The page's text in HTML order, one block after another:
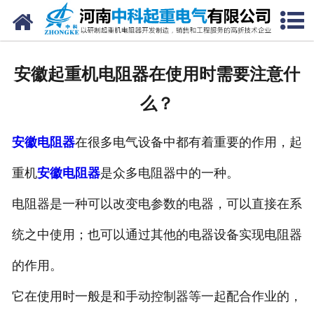
网站首页
公司风采
联系我们
安徽起重机电阻器在使用时需要注意什
么？
安徽电阻器在很多电气设备中都有着重要的作用，起
重机安徽电阻器是众多电阻器中的一种。
电阻器是一种可以改变电参数的电器，可以直接在系
统之中使用；也可以通过其他的电器设备实现电阻器
的作用。
它在使用时一般是和手动控制器等一起配合作业的，